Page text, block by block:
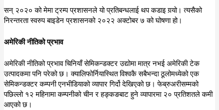
सन् २०२० को मेमा ट्रम्प प्रशासनले यो प्रतिबन्धलाई थप कडाइ गर्‍यो। त्यसैको
निरन्तरता स्वरुप बाइडेन प्रशासनको २०२२ अक्टोबर ७ को घोषणा हो।
अमेरिकी नीतिको प्रभाव
अमेरिकी नीतिको प्रभाव चिनियाँ सेमिकन्डक्टर उद्योमा मात्र नभई अमेरिकी टेक
उत्पादकमा पनि परेको छ। क्यालिफोर्नियास्थित विश्वकै सबैभन्दा ठूलोमध्येको एक
सेमिकन्डक्टर कम्पनी एनभीडियाको व्यापार गिर्दो देखिएको छ। फेब्रुअरीसम्मको
पछिल्लो १२ महिनामा कम्पनीको चीन र हङ्कङबाट हुने व्यापारमा २० प्रतिशतले कमी
आएको छ।